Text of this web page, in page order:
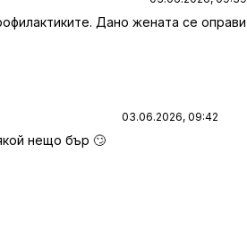
Дано жената се оправи
03.06.2026, 09:42
нещо бър 🙄